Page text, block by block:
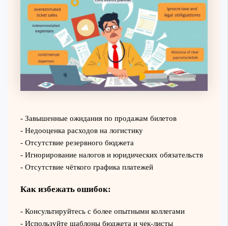
- Завышенные ожидания по продажам билетов
- Недооценка расходов на логистику
- Отсутствие резервного бюджета
- Игнорирование налогов и юридических обязательств
- Отсутствие чёткого графика платежей
Как избежать ошибок:
- Консультируйтесь с более опытными коллегами
- Используйте шаблоны бюджета и чек-листы